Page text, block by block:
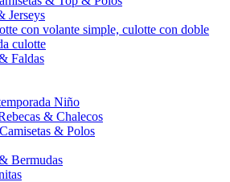
Jerseys
con volante simple, culotte con doble
culotte
Faldas
Niño
& Chalecos
& Polos
Bermudas